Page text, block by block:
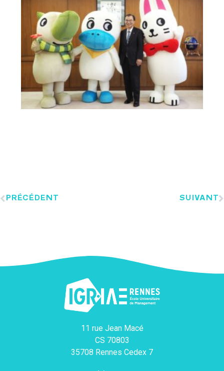
PRÉCÉDENT SUIVANT
11 rue Jean Macé
CS 70803
35708 Rennes Cedex 7